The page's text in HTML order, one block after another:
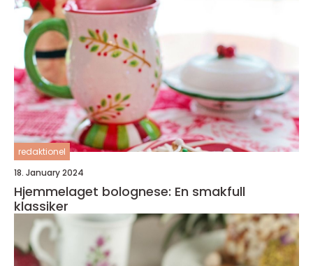
redaktionel
18. January 2024
Hjemmelaget bolognese: En smakfull
klassiker